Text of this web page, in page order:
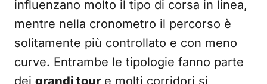
influenzano molto il tipo di corsa in linea,
mentre nella cronometro il percorso è
solitamente più controllato e con meno
curve. Entrambe le tipologie fanno parte
dei grandi tour e molti corridori si